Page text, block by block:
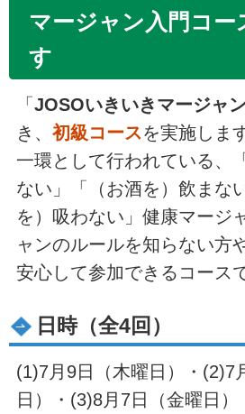
マージャン入門コー
す
「JOSOいきいきマージャン
き、 初級コースを実施しま
一環として行われている、
ない」「（お酒を）飲まな
を）吸わない」健康マージ
ャンのルールを知らない方
安心して参加できるコース
日時（全4回）
(1)7月9日（木曜日）・(2)7
日）・(3)8月7日（金曜日